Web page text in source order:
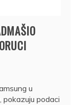
u
podaci